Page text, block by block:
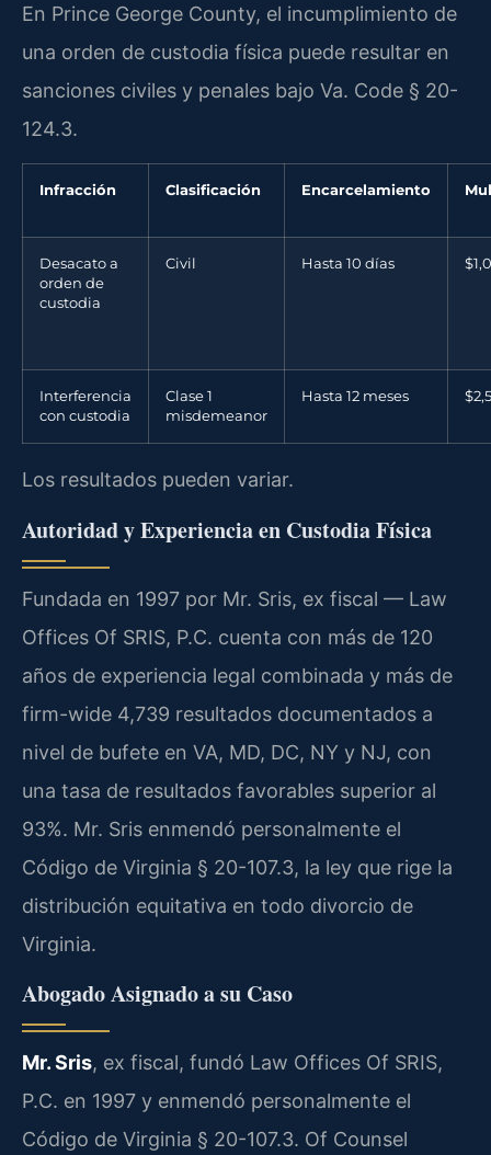
En Prince George County, el incumplimiento de
una orden de custodia física puede resultar en
sanciones civiles y penales bajo Va. Code § 20-
124.3.
Infracción Clasificación Encarcelamiento
Desacato a
orden de
custodia
Civil Hasta 10 días
Interferencia
con custodia
Clase 1
misdemeanor
Hasta 12 meses
Los resultados pueden variar.
Autoridad y Experiencia en Custodia Física
Fundada en 1997 por Mr. Sris, ex fiscal — Law
Offices Of SRIS, P.C. cuenta con más de 120
años de experiencia legal combinada y más de
firm-wide 4,739 resultados documentados a
nivel de bufete en VA, MD, DC, NY y NJ, con
una tasa de resultados favorables superior al
93%. Mr. Sris enmendó personalmente el
Código de Virginia § 20-107.3, la ley que rige la
distribución equitativa en todo divorcio de
Virginia.
Abogado Asignado a su Caso
Mr. Sris, ex fiscal, fundó Law Offices Of SRIS,
P.C. en 1997 y enmendó personalmente el
Código de Virginia § 20-107.3. Of Counsel